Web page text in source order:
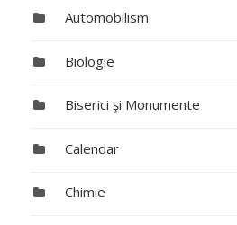
Automobilism
Biologie
Biserici şi Monumente
Calendar
Chimie